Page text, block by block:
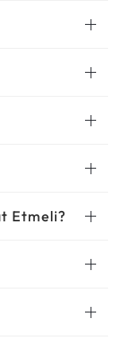
Etmeli?